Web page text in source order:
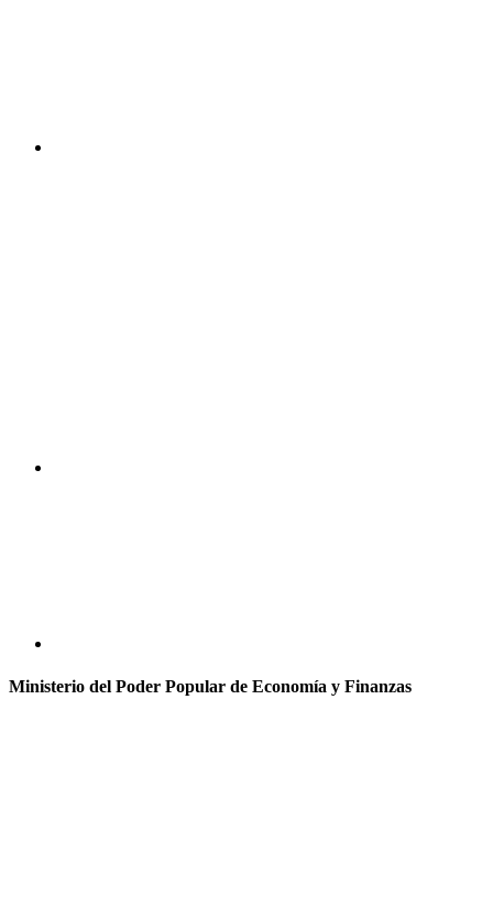
Ministerio del Poder Popular de Economía y Finanzas